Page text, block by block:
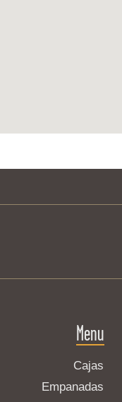
Menu
Cajas
Empanadas